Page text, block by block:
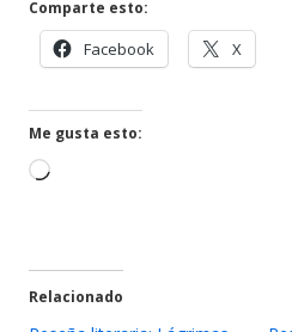
Comparte esto:
Facebook
en
X
en
Me gusta esto:
Cargando...
Relacionado